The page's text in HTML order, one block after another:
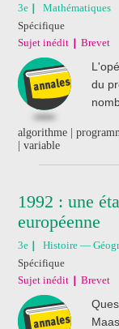
3e
Mathématiques
Spécifique
Sujet inédit
Brevet
du
algorithme |
| variable
1992 : une
européenne
3e
Histoire —
Spécifique
Sujet inédit
Brevet